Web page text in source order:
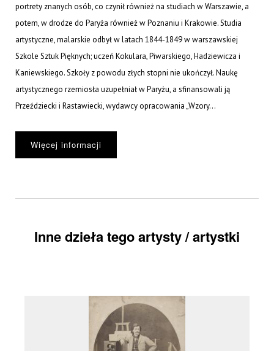
portrety znanych osób, co czynił również na studiach w Warszawie, a
potem, w drodze do Paryża również w Poznaniu i Krakowie. Studia
artystyczne, malarskie odbył w latach 1844-1849 w warszawskiej
Szkole Sztuk Pięknych; uczeń Kokulara, Piwarskiego, Hadziewicza i
Kaniewskiego. Szkoły z powodu złych stopni nie ukończył. Naukę
artystycznego rzemiosła uzupełniał w Paryżu, a sfinansowali ją
Przeździecki i Rastawiecki, wydawcy opracowania „Wzory...
Więcej informacji
Inne dzieła tego artysty / artystki